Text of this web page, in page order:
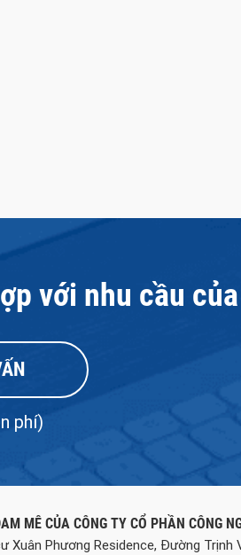
với nhu cầu
phí)
MÊ CỦA CÔNG TY CỔ PHẦN CÔNG
Xuân Phương Residence, Đường Trịnh